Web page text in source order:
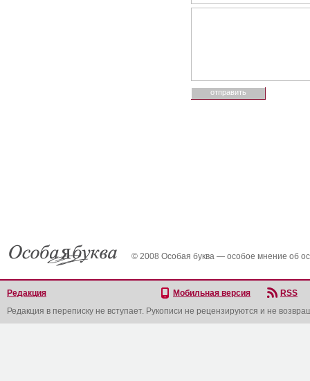
© 2008 Особая буква — особое мнение об
Редакция Мобильная версия
RSS
Редакция в переписку не вступает. Рукописи не рецензируются и не